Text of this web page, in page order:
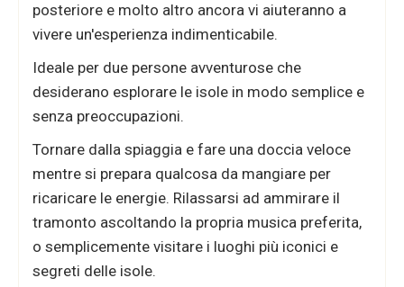
posteriore e molto altro ancora vi aiuteranno a
vivere un'esperienza indimenticabile.
Ideale per due persone avventurose che
desiderano esplorare le isole in modo semplice e
senza preoccupazioni.
Tornare dalla spiaggia e fare una doccia veloce
mentre si prepara qualcosa da mangiare per
ricaricare le energie. Rilassarsi ad ammirare il
tramonto ascoltando la propria musica preferita,
o semplicemente visitare i luoghi più iconici e
segreti delle isole.